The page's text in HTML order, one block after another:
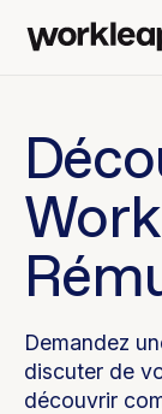
Demandez
discuter de
découvrir